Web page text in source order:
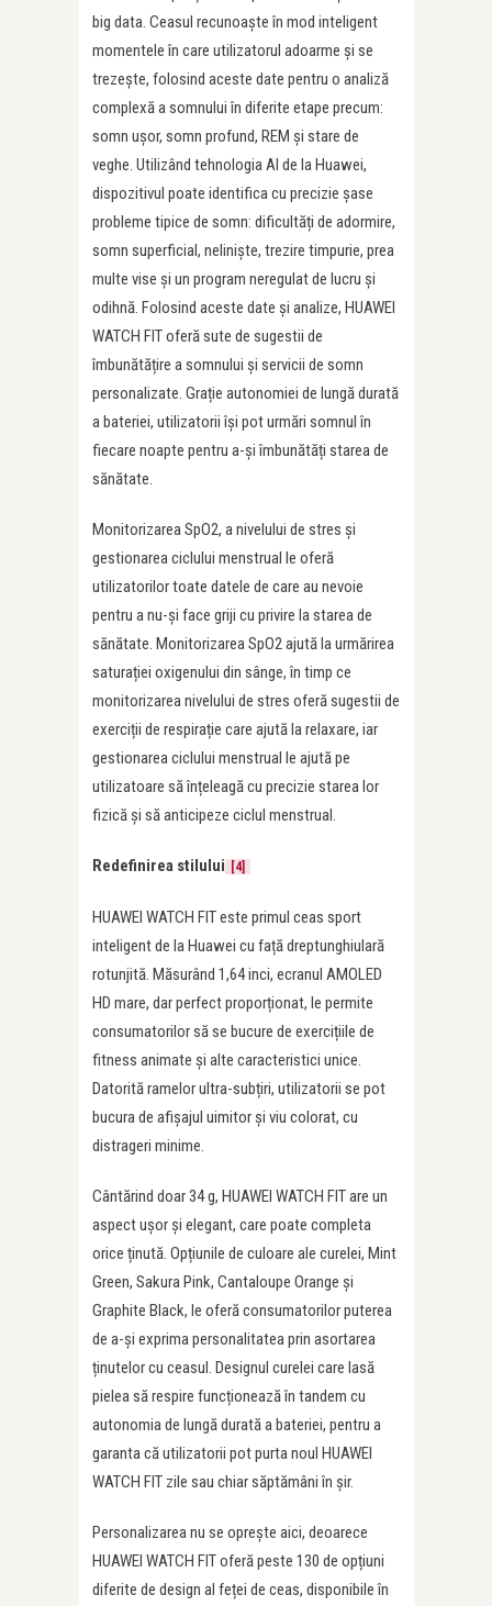
big data. Ceasul recunoaște în mod inteligent
momentele în care utilizatorul adoarme și se
trezește, folosind aceste date pentru o analiză
complexă a somnului în diferite etape precum:
somn ușor, somn profund, REM și stare de
veghe. Utilizând tehnologia AI de la Huawei,
dispozitivul poate identifica cu precizie șase
probleme tipice de somn: dificultăți de adormire,
somn superficial, neliniște, trezire timpurie, prea
multe vise și un program neregulat de lucru și
odihnă. Folosind aceste date și analize, HUAWEI
WATCH FIT oferă sute de sugestii de
îmbunătățire a somnului și servicii de somn
personalizate. Grație autonomiei de lungă durată
a bateriei, utilizatorii își pot urmări somnul în
fiecare noapte pentru a-și îmbunătăți starea de
sănătate.
Monitorizarea SpO2, a nivelului de stres și
gestionarea ciclului menstrual le oferă
utilizatorilor toate datele de care au nevoie
pentru a nu-și face griji cu privire la starea de
sănătate. Monitorizarea SpO2 ajută la urmărirea
saturației oxigenului din sânge, în timp ce
monitorizarea nivelului de stres oferă sugestii de
exerciții de respirație care ajută la relaxare, iar
gestionarea ciclului menstrual le ajută pe
utilizatoare să înțeleagă cu precizie starea lor
fizică și să anticipeze ciclul menstrual.
Redefinirea stilului [4]
HUAWEI WATCH FIT este primul ceas sport
inteligent de la Huawei cu față dreptunghiulară
rotunjită. Măsurând 1,64 inci, ecranul AMOLED
HD mare, dar perfect proporționat, le permite
consumatorilor să se bucure de exercițiile de
fitness animate și alte caracteristici unice.
Datorită ramelor ultra-subțiri, utilizatorii se pot
bucura de afișajul uimitor și viu colorat, cu
distrageri minime.
Cântărind doar 34 g, HUAWEI WATCH FIT are un
aspect ușor și elegant, care poate completa
orice ținută. Opțiunile de culoare ale curelei, Mint
Green, Sakura Pink, Cantaloupe Orange și
Graphite Black, le oferă consumatorilor puterea
de a-și exprima personalitatea prin asortarea
ținutelor cu ceasul. Designul curelei care lasă
pielea să respire funcționează în tandem cu
autonomia de lungă durată a bateriei, pentru a
garanta că utilizatorii pot purta noul HUAWEI
WATCH FIT zile sau chiar săptămâni în șir.
Personalizarea nu se oprește aici, deoarece
HUAWEI WATCH FIT oferă peste 130 de opțiuni
diferite de design al feței de ceas, disponibile în